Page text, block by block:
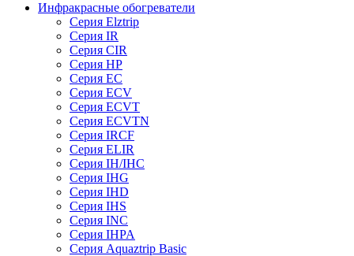
Инфракрасные обогреватели
Серия Elztrip
Серия IR
Серия CIR
Серия HP
Серия EC
Серия ECV
Серия ECVT
Серия ECVTN
Серия IRCF
Серия ELIR
Серия IH/IHC
Серия IHG
Серия IHD
Серия IHS
Серия INC
Серия IHPA
Серия Aquaztrip Basic